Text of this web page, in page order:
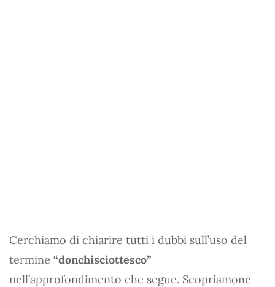
Cerchiamo di chiarire tutti i dubbi sull’uso del
termine “donchisciottesco”
nell’approfondimento che segue. Scopriamone